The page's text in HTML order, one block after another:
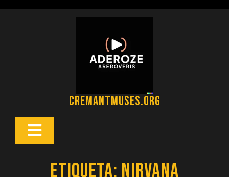
cremantmuses.org
Botón
Etiqueta: nirvana